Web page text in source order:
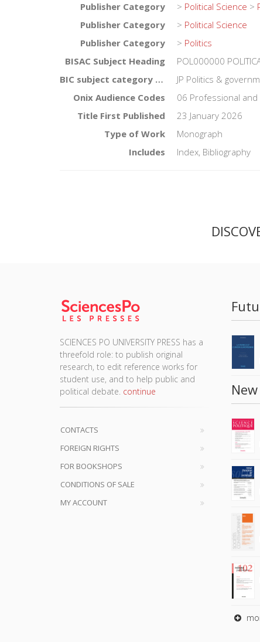
Publisher Category
> Political Science >
Publisher Category
> Political Science
Publisher Category
> Politics
BISAC Subject Heading
POL000000
BIC subject category (UK)
JP Politics &
Onix Audience Codes
06 Professional and
Title First Published
23 January 2026
Type of Work
Monograph
Includes
Index, Bibliography
SCIENCES PO UNIVERSITY PRESS has a
threefold role: to publish original
research, to edit reference works for
student use, and to help public and
political debate. continue
CONTACTS
FOREIGN RIGHTS
FOR BOOKSHOPS
CONDITIONS OF SALE
MY ACCOUNT